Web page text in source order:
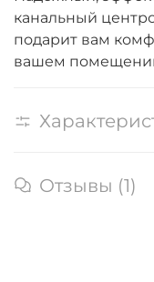
канальный
подарит вам
вашем
Отзывы (1)